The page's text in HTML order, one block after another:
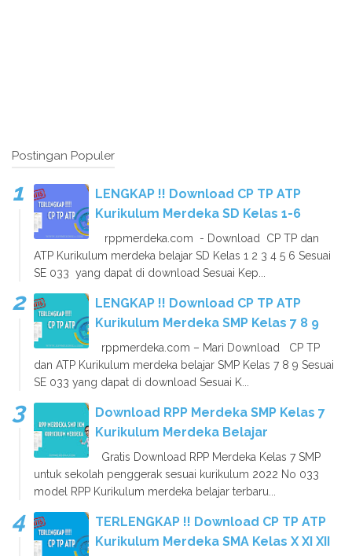
Postingan Populer
LENGKAP !! Download CP TP ATP
Kurikulum Merdeka SD Kelas 1-6
rppmerdeka.com - Download CP TP dan
ATP Kurikulum merdeka belajar SD Kelas 1 2 3 4 5 6 Sesuai
SE 033 yang dapat di download Sesuai Kep...
LENGKAP !! Download CP TP ATP
Kurikulum Merdeka SMP Kelas 7 8 9
rppmerdeka.com – Mari Download CP TP
dan ATP Kurikulum merdeka belajar SMP Kelas 7 8 9 Sesuai
SE 033 yang dapat di download Sesuai K...
Download RPP Merdeka SMP Kelas 7
Kurikulum Merdeka Belajar
Gratis Download RPP Merdeka Kelas 7 SMP
untuk sekolah penggerak sesuai kurikulum 2022 No 033
model RPP Kurikulum merdeka belajar terbaru...
TERLENGKAP !! Download CP TP ATP
Kurikulum Merdeka SMA Kelas X XI XII